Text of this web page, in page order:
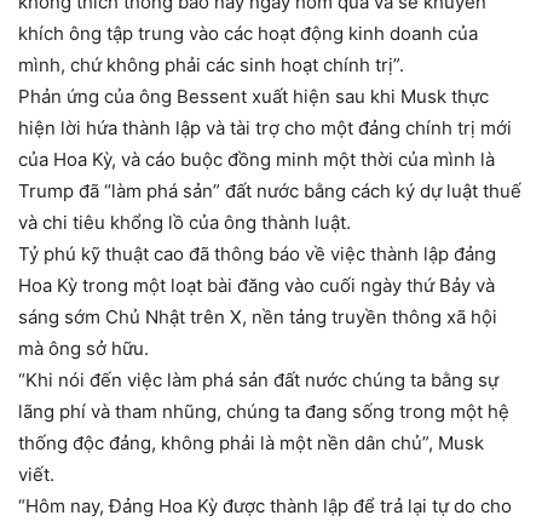
khích ông tập trung vào các hoạt động kinh doanh của
mình, chứ không phải các sinh hoạt chính trị”.
Phản ứng của ông Bessent xuất hiện sau khi Musk thực
hiện lời hứa thành lập và tài trợ cho một đảng chính trị mới
của Hoa Kỳ, và cáo buộc đồng minh một thời của mình là
Trump đã “làm phá sản” đất nước bằng cách ký dự luật thuế
và chi tiêu khổng lồ của ông thành luật.
Tỷ phú kỹ thuật cao đã thông báo về việc thành lập đảng
Hoa Kỳ trong một loạt bài đăng vào cuối ngày thứ Bảy và
sáng sớm Chủ Nhật trên X, nền tảng truyền thông xã hội
mà ông sở hữu.
“Khi nói đến việc làm phá sản đất nước chúng ta bằng sự
lãng phí và tham nhũng, chúng ta đang sống trong một hệ
thống độc đảng, không phải là một nền dân chủ”, Musk
viết.
“Hôm nay, Đảng Hoa Kỳ được thành lập để trả lại tự do cho